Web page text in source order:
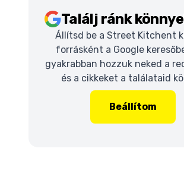
Találj ránk
Állítsd be a Street Kitchent
forrásként a Google
gyakrabban hozzuk neked a
és a cikkeket a találataid
Beállítom